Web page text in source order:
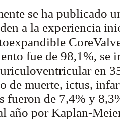
se ha publicado
a la experiencia
fue de 98,1%, se
en
de muerte, ictus,
fueron de 7,4% y
año por Kaplan-